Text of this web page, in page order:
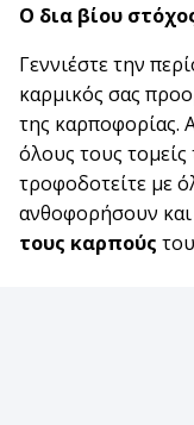
Ο δια βίου
Γεννιέστε την
καρμικός σας
της καρποφορίας.
όλους τους
τροφοδοτείτε με
ανθοφορήσουν
τους καρπούς